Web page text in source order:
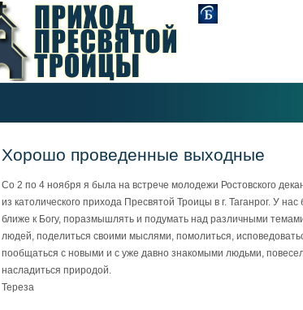
Хорошо проведенные выходные
Со 2 по 4 ноября я была на встрече молодежи Ростовского
из католического прихода Пресвятой Троицы в г. Таганрог. У
ближе к Богу, поразмышлять и подумать над различными
людей, поделиться своими мыслями, помолиться,
пообщаться с новыми и с уже давно знакомыми людьми,
насладиться природой.
Тереза